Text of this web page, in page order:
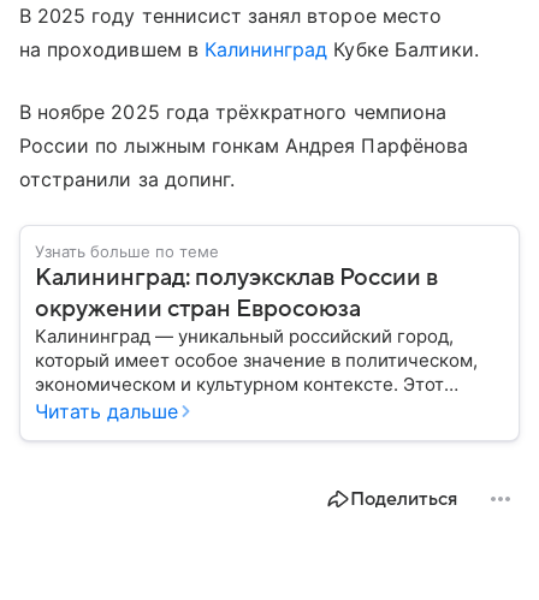
В 2025 году теннисист занял второе место
на проходившем в Калининград Кубке Балтики.
В ноябре 2025 года трёхкратного чемпиона
России по лыжным гонкам Андрея Парфёнова
отстранили за допинг.
Узнать больше по теме
Калининград: полуэксклав России в
окружении стран Евросоюза
Калининград — уникальный российский город,
который имеет особое значение в политическом,
экономическом и культурном контексте. Этот
город, расположенный в самом сердце Европы,
Читать дальше
Поделиться